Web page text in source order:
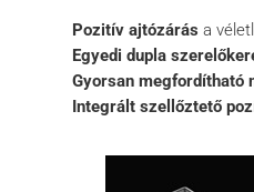
Pozitív ajtózárás a
Egyedi dupla
Gyorsan megfordítható
Integrált szellőztető